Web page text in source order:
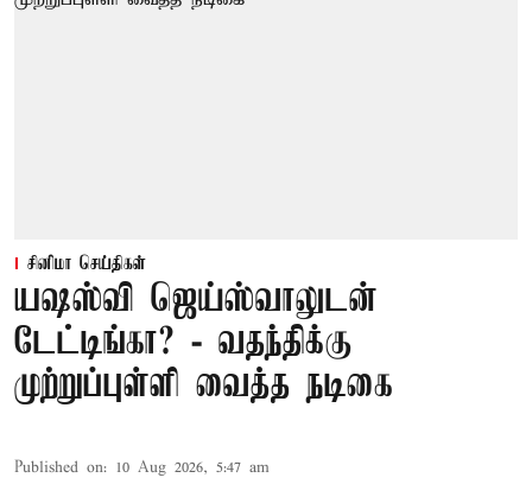
சினிமா செய்திகள்
யஷஸ்வி ஜெய்ஸ்வாலுடன்
டேட்டிங்கா? - வதந்திக்கு
முற்றுப்புள்ளி வைத்த நடிகை
Published on: 10 Aug 2026, 5:47 am